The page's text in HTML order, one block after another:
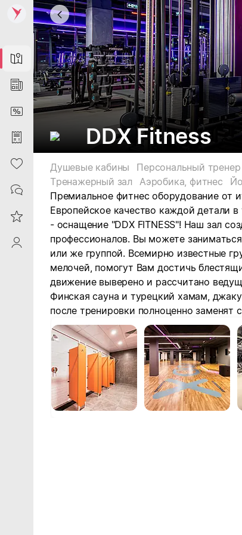
Map
News
DiscountCard
Purchases
Heart
Contacts
Reviews
ProfileSaby
DDX Fitness
Душевые кабины Персональный тренер
Тренажерный зал
Аэробика, фитнес
Премиальное фитнес оборудование от
Европейское качество каждой детали
- оснащение "DDX FITNESS"! Наш зал
профессионалов. Вы можете
или же группой. Всемирно известные
мелочей, помогут Вам достичь
движение выверено и рассчитано
Финская сауна и турецкий хамам,
после тренировки полноценно заменят